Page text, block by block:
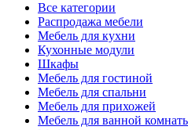
Все категории
Распродажа мебели
Мебель для кухни
Кухонные модули
Шкафы
Мебель для гостиной
Мебель для спальни
Мебель для прихожей
Мебель для ванной